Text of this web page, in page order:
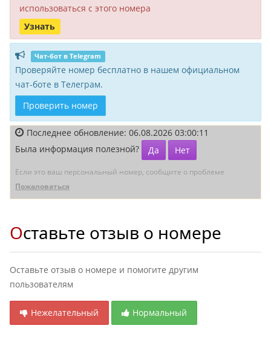
исполь­зоваться с этого номера
Узнать
Чат-бот в Telegram
Проверяйте номер бесплатно в нашем официальном
чат-боте в Телеграм.
Проверить номер
Последнее обновление: 06.08.2026 03:00:11
Была информация полезной?
Да Нет
Если это ваш персональный номер, сообщите о проблеме
Пожаловаться
Оставьте отзыв о номере
Оставьте отзыв о номере и помогите другим
пользователям
Нежелательный Нормальный